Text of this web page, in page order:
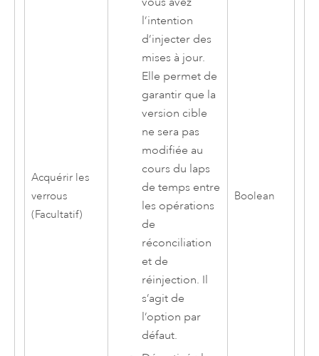
Acquérir les
verrous
(Facultatif)
l’intention
d’injecter des
mises à jour.
Elle permet de
garantir que la
version cible
ne sera pas
modifiée au
cours du laps
de temps entre
les opérations
de
réconciliation
et de
réinjection. Il
s’agit de
l’option par
défaut.
Boolean